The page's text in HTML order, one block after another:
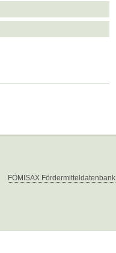
FÖMISAX Fördermitteldatenbank